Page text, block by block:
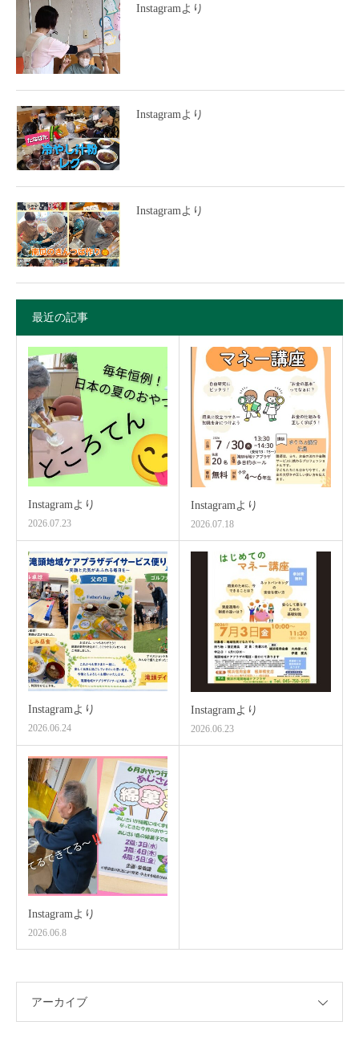
Instagramより
Instagramより
Instagramより
最近の記事
Instagramより
2026.07.23
Instagramより
2026.07.18
Instagramより
2026.06.24
Instagramより
2026.06.23
Instagramより
2026.06.8
アーカイブ